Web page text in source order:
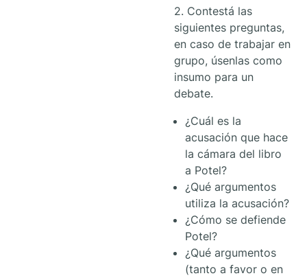
2. Contestá las
siguientes preguntas,
en caso de trabajar en
grupo, úsenlas como
insumo para un
debate.
¿Cuál es la
acusación que hace
la cámara del libro
a Potel?
¿Qué argumentos
utiliza la acusación?
¿Cómo se defiende
Potel?
¿Qué argumentos
(tanto a favor o en